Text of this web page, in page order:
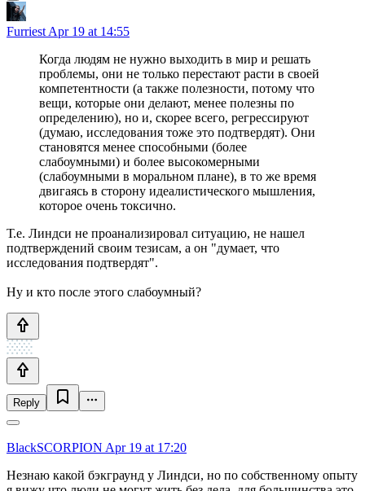
Furriest Apr 19 at 14:55
Когда людям не нужно выходить в мир и решать
проблемы, они не только перестают расти в своей
компетентности (а также полезности, потому что
вещи, которые они делают, менее полезны по
определению), но и, скорее всего, регрессируют
(думаю, исследования тоже это подтвердят). Они
становятся менее способными (более
слабоумными) и более высокомерными
(слабоумными в моральном плане), в то же время
двигаясь в сторону идеалистического мышления,
которое очень токсично.
Т.е. Линдси не проанализировал ситуацию, не нашел
подтверждений своим тезисам, а он "думает, что
исследования подтвердят".
Ну и кто после этого слабоумный?
Reply
BlackSCORPION Apr 19 at 17:20
Незнаю какой бэкграунд у Линдси, но по собственному опыту